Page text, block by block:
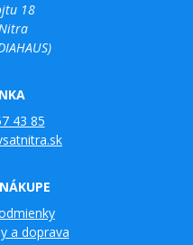
18
43 85
a doprava